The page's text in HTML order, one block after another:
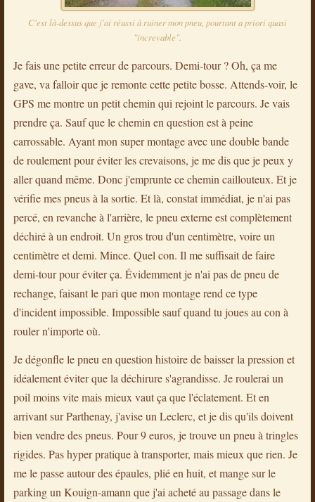
C'est là-dessus que j'ai réussi à ruiner mon pneu, pourtant a priori quasi
"increvable".
Je fais une petite erreur de parcours. Demi-tour ? Oh, ça me
gave, va falloir que je remonte cette petite bosse. Attends-voir, le
GPS me montre un petit chemin qui rejoint le parcours. Je vais
prendre ça. Sauf que le chemin en question est à peine
carrossable. Ayant mon super montage avec une double bande
de roulement pour éviter les crevaisons, je me dis que je peux y
aller quand même. Donc j'emprunte ce chemin caillouteux. Et je
vérifie mes pneus à la sortie. Et là, constat immédiat, je n'ai pas
percé, en revanche à l'arrière, le pneu externe est complètement
déchiré à un endroit. Un gros trou d'un centimètre, voire un
centimètre et demi. Mince. Quel con. Il me suffisait de faire
demi-tour pour éviter ça. Évidemment je n'ai pas de pneu de
rechange, faisant le pari que mon montage rend ce type
d'incident impossible. Impossible sauf quand tu joues au con à
rouler n'importe où.
Je dégonfle le pneu en question histoire de baisser la pression et
idéalement éviter que la déchirure s'agrandisse. Je roulerai un
poil moins vite mais mieux vaut ça que l'éclatement. Et en
arrivant sur Parthenay, j'avise un Leclerc, et je dis qu'ils doivent
bien vendre des pneus. Pour 9 euros, je trouve un pneu à tringles
rigides. Pas hyper pratique à transporter, mais mieux que rien. Je
me le passe autour des épaules, plié en huit, et mange sur le
parking un Kouign-amann que j'ai acheté au passage dans le